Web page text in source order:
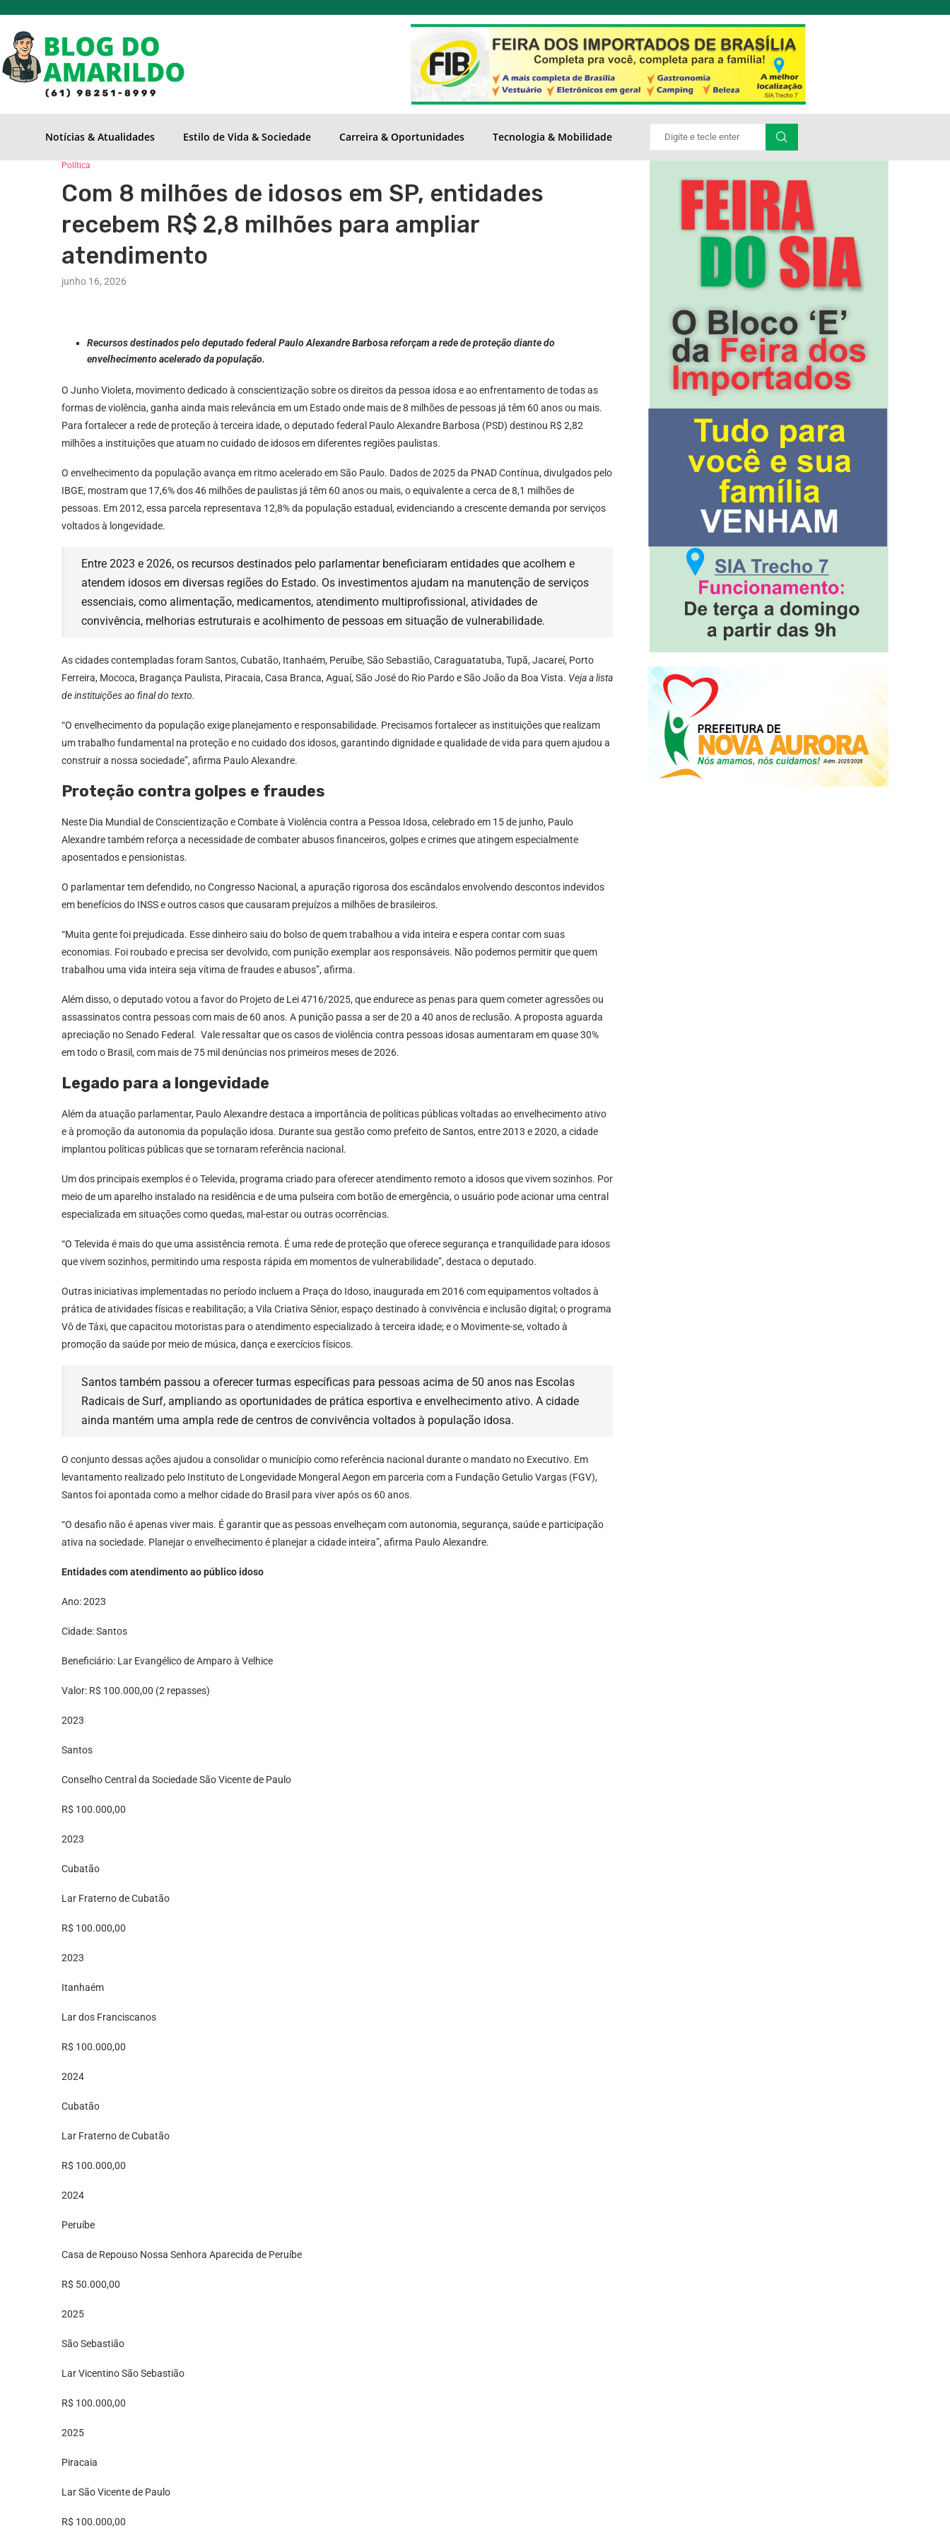
Notícias & Atualidades Estilo de Vida & Sociedade Carreira & Oportunidades Tecnologia & Mobilidade
Política
Com 8 milhões de idosos em SP, entidades
recebem R$ 2,8 milhões para ampliar
atendimento
junho 16, 2026
Recursos destinados pelo deputado federal Paulo Alexandre Barbosa reforçam a rede de proteção diante do
envelhecimento acelerado da população.
O Junho Violeta, movimento dedicado à conscientização sobre os direitos da pessoa idosa e ao enfrentamento de todas as
formas de violência, ganha ainda mais relevância em um Estado onde mais de 8 milhões de pessoas já têm 60 anos ou mais.
Para fortalecer a rede de proteção à terceira idade, o deputado federal Paulo Alexandre Barbosa (PSD) destinou R$ 2,82
milhões a instituições que atuam no cuidado de idosos em diferentes regiões paulistas.
O envelhecimento da população avança em ritmo acelerado em São Paulo. Dados de 2025 da PNAD Contínua, divulgados pelo
IBGE, mostram que 17,6% dos 46 milhões de paulistas já têm 60 anos ou mais, o equivalente a cerca de 8,1 milhões de
pessoas. Em 2012, essa parcela representava 12,8% da população estadual, evidenciando a crescente demanda por serviços
voltados à longevidade.
Entre 2023 e 2026, os recursos destinados pelo parlamentar beneficiaram entidades que acolhem e
atendem idosos em diversas regiões do Estado. Os investimentos ajudam na manutenção de serviços
essenciais, como alimentação, medicamentos, atendimento multiprofissional, atividades de
convivência, melhorias estruturais e acolhimento de pessoas em situação de vulnerabilidade.
As cidades contempladas foram Santos, Cubatão, Itanhaém, Peruíbe, São Sebastião, Caraguatatuba, Tupã, Jacareí, Porto
Ferreira, Mococa, Bragança Paulista, Piracaia, Casa Branca, Aguaí, São José do Rio Pardo e São João da Boa Vista. Veja a lista
de instituições ao final do texto.
“O envelhecimento da população exige planejamento e responsabilidade. Precisamos fortalecer as instituições que realizam
um trabalho fundamental na proteção e no cuidado dos idosos, garantindo dignidade e qualidade de vida para quem ajudou a
construir a nossa sociedade”, afirma Paulo Alexandre.
Proteção contra golpes e fraudes
Neste Dia Mundial de Conscientização e Combate à Violência contra a Pessoa Idosa, celebrado em 15 de junho, Paulo
Alexandre também reforça a necessidade de combater abusos financeiros, golpes e crimes que atingem especialmente
aposentados e pensionistas.
O parlamentar tem defendido, no Congresso Nacional, a apuração rigorosa dos escândalos envolvendo descontos indevidos
em benefícios do INSS e outros casos que causaram prejuízos a milhões de brasileiros.
“Muita gente foi prejudicada. Esse dinheiro saiu do bolso de quem trabalhou a vida inteira e espera contar com suas
economias. Foi roubado e precisa ser devolvido, com punição exemplar aos responsáveis. Não podemos permitir que quem
trabalhou uma vida inteira seja vítima de fraudes e abusos”, afirma.
Além disso, o deputado votou a favor do Projeto de Lei 4716/2025, que endurece as penas para quem cometer agressões ou
assassinatos contra pessoas com mais de 60 anos. A punição passa a ser de 20 a 40 anos de reclusão. A proposta aguarda
apreciação no Senado Federal. Vale ressaltar que os casos de violência contra pessoas idosas aumentaram em quase 30%
em todo o Brasil, com mais de 75 mil denúncias nos primeiros meses de 2026.
Legado para a longevidade
Além da atuação parlamentar, Paulo Alexandre destaca a importância de políticas públicas voltadas ao envelhecimento ativo
e à promoção da autonomia da população idosa. Durante sua gestão como prefeito de Santos, entre 2013 e 2020, a cidade
implantou políticas públicas que se tornaram referência nacional.
Um dos principais exemplos é o Televida, programa criado para oferecer atendimento remoto a idosos que vivem sozinhos. Por
meio de um aparelho instalado na residência e de uma pulseira com botão de emergência, o usuário pode acionar uma central
especializada em situações como quedas, mal-estar ou outras ocorrências.
“O Televida é mais do que uma assistência remota. É uma rede de proteção que oferece segurança e tranquilidade para idosos
que vivem sozinhos, permitindo uma resposta rápida em momentos de vulnerabilidade”, destaca o deputado.
Outras iniciativas implementadas no período incluem a Praça do Idoso, inaugurada em 2016 com equipamentos voltados à
prática de atividades físicas e reabilitação; a Vila Criativa Sênior, espaço destinado à convivência e inclusão digital; o programa
Vô de Táxi, que capacitou motoristas para o atendimento especializado à terceira idade; e o Movimente-se, voltado à
promoção da saúde por meio de música, dança e exercícios físicos.
Santos também passou a oferecer turmas específicas para pessoas acima de 50 anos nas Escolas
Radicais de Surf, ampliando as oportunidades de prática esportiva e envelhecimento ativo. A cidade
ainda mantém uma ampla rede de centros de convivência voltados à população idosa.
O conjunto dessas ações ajudou a consolidar o município como referência nacional durante o mandato no Executivo. Em
levantamento realizado pelo Instituto de Longevidade Mongeral Aegon em parceria com a Fundação Getulio Vargas (FGV),
Santos foi apontada como a melhor cidade do Brasil para viver após os 60 anos.
“O desafio não é apenas viver mais. É garantir que as pessoas envelheçam com autonomia, segurança, saúde e participação
ativa na sociedade. Planejar o envelhecimento é planejar a cidade inteira”, afirma Paulo Alexandre.
Entidades com atendimento ao público idoso
Ano: 2023
Cidade: Santos
Beneficiário: Lar Evangélico de Amparo à Velhice
Valor: R$ 100.000,00 (2 repasses)
2023
Santos
Conselho Central da Sociedade São Vicente de Paulo
R$ 100.000,00
2023
Cubatão
Lar Fraterno de Cubatão
R$ 100.000,00
2023
Itanhaém
Lar dos Franciscanos
R$ 100.000,00
2024
Cubatão
Lar Fraterno de Cubatão
R$ 100.000,00
2024
Peruíbe
Casa de Repouso Nossa Senhora Aparecida de Peruíbe
R$ 50.000,00
2025
São Sebastião
Lar Vicentino São Sebastião
R$ 100.000,00
2025
Piracaia
Lar São Vicente de Paulo
R$ 100.000,00